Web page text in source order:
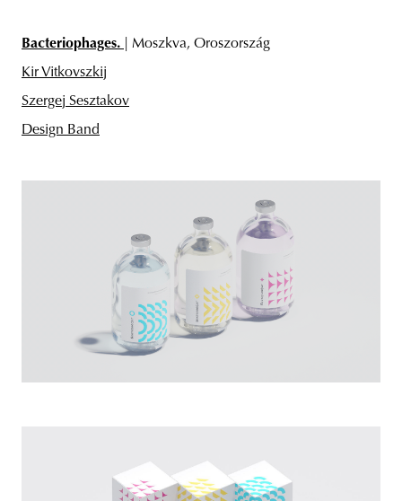
Bacteriophages.
| Moszkva, Oroszország
Kir Vitkovszkij
Szergej Sesztakov
Design Band